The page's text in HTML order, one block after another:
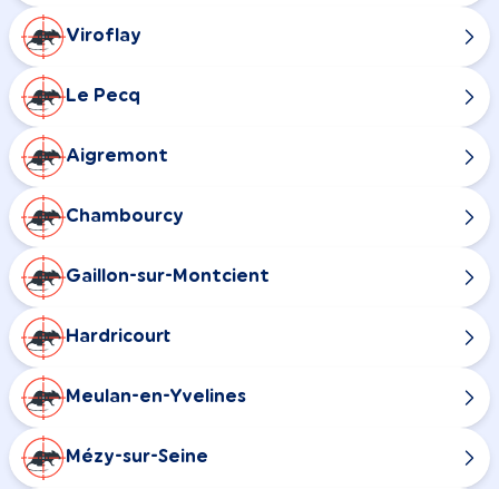
Viroflay
Le Pecq
Aigremont
Chambourcy
Gaillon-sur-Montcient
Hardricourt
Meulan-en-Yvelines
Mézy-sur-Seine